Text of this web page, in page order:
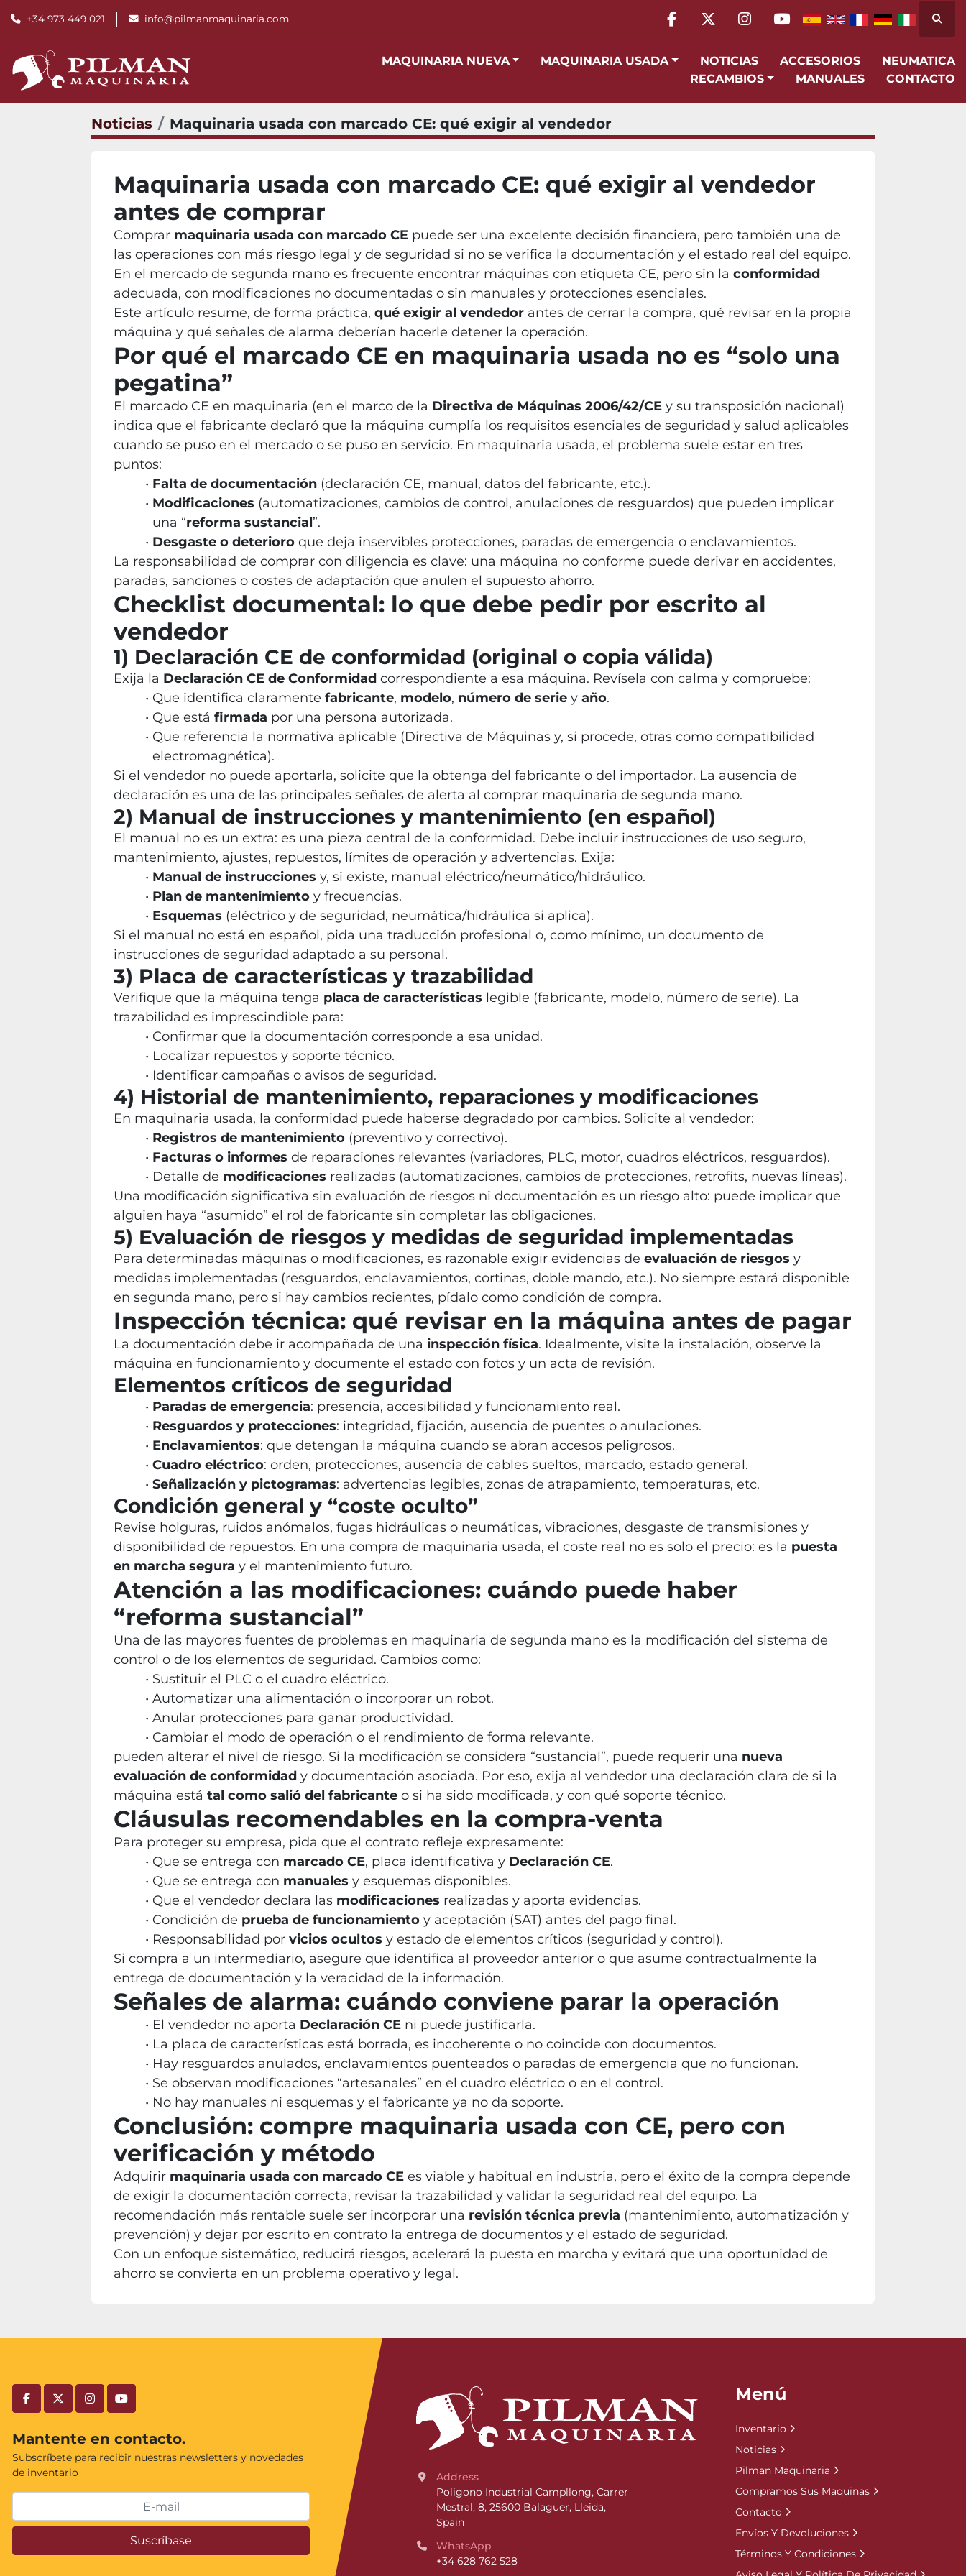
+34 973 449 021 info@pilmanmaquinaria.com
facebook
twitterinstagram
youtube
MAQUINARIA NUEVA MAQUINARIA USADA NOTICIAS ACCESORIOS
NEUMATICA
RECAMBIOS
MANUALES CONTACTO
Noticias Maquinaria usada con marcado CE: qué exigir al vendedor
Maquinaria usada con marcado CE: qué exigir al vendedor
antes de comprar
Comprar maquinaria usada con marcado CE puede ser una excelente decisión financiera, pero también una de
las operaciones con más riesgo legal y de seguridad si no se verifica la documentación y el estado real del equipo.
En el mercado de segunda mano es frecuente encontrar máquinas con etiqueta CE, pero sin la conformidad
adecuada, con modificaciones no documentadas o sin manuales y protecciones esenciales.
Este artículo resume, de forma práctica, qué exigir al vendedor antes de cerrar la compra, qué revisar en la propia
máquina y qué señales de alarma deberían hacerle detener la operación.
Por qué el marcado CE en maquinaria usada no es “solo una
pegatina”
El marcado CE en maquinaria (en el marco de la Directiva de Máquinas 2006/42/CE y su transposición nacional)
indica que el fabricante declaró que la máquina cumplía los requisitos esenciales de seguridad y salud aplicables
cuando se puso en el mercado o se puso en servicio. En maquinaria usada, el problema suele estar en tres
puntos:
Falta de documentación(declaración CE, manual, datos del fabricante, etc.).
Modificaciones (automatizaciones, cambios de control, anulaciones de resguardos) que pueden implicar
una “reforma sustancial”.
Desgaste o deterioroque deja inservibles protecciones, paradas de emergencia o enclavamientos.
La responsabilidad de comprar con diligencia es clave: una máquina no conforme puede derivar en accidentes,
paradas, sanciones o costes de adaptación que anulen el supuesto ahorro.
Checklist documental: lo que debe pedir por escrito al
vendedor
1) Declaración CE de conformidad (original o copia válida)
Exija la Declaración CE de Conformidad correspondiente a esa máquina. Revísela con calma y compruebe:
Que identifica claramente fabricante, modelo, número de seriey año.
Que está firmada por una persona autorizada.
Que referencia la normativa aplicable (Directiva de Máquinas y, si procede, otras como compatibilidad
electromagnética).
Si el vendedor no puede aportarla, solicite que la obtenga del fabricante o del importador. La ausencia de
declaración es una de las principales señales de alerta al comprar maquinaria de segunda mano.
2) Manual de instrucciones y mantenimiento (en español)
El manual no es un extra: es una pieza central de la conformidad. Debe incluir instrucciones de uso seguro,
mantenimiento, ajustes, repuestos, límites de operación y advertencias. Exija:
Manual de instrucciones y, si existe, manual eléctrico/neumático/hidráulico.
Plan de mantenimientoy frecuencias.
Esquemas (eléctrico y de seguridad, neumática/hidráulica si aplica).
Si el manual no está en español, pida una traducción profesional o, como mínimo, un documento de
instrucciones de seguridad adaptado a su personal.
3) Placa de características y trazabilidad
Verifique que la máquina tenga placa de características legible (fabricante, modelo, número de serie). La
trazabilidad es imprescindible para:
Confirmar que la documentación corresponde a esa unidad.
Localizar repuestos y soporte técnico.
Identificar campañas o avisos de seguridad.
4) Historial de mantenimiento, reparaciones y modificaciones
En maquinaria usada, la conformidad puede haberse degradado por cambios. Solicite al vendedor:
Registros de mantenimiento(preventivo y correctivo).
Facturas o informes de reparaciones relevantes (variadores, PLC, motor, cuadros eléctricos, resguardos).
Detalle de modificaciones realizadas (automatizaciones, cambios de protecciones, retrofits, nuevas líneas).
Una modificación significativa sin evaluación de riesgos ni documentación es un riesgo alto: puede implicar que
alguien haya “asumido” el rol de fabricante sin completar las obligaciones.
5) Evaluación de riesgos y medidas de seguridad implementadas
Para determinadas máquinas o modificaciones, es razonable exigir evidencias de evaluación de riesgos y
medidas implementadas (resguardos, enclavamientos, cortinas, doble mando, etc.). No siempre estará disponible
en segunda mano, pero si hay cambios recientes, pídalo como condición de compra.
Inspección técnica: qué revisar en la máquina antes de pagar
La documentación debe ir acompañada de una inspección física. Idealmente, visite la instalación, observe la
máquina en funcionamiento y documente el estado con fotos y un acta de revisión.
Elementos críticos de seguridad
Paradas de emergencia: presencia, accesibilidad y funcionamiento real.
Resguardos y protecciones: integridad, fijación, ausencia de puentes o anulaciones.
Enclavamientos: que detengan la máquina cuando se abran accesos peligrosos.
Cuadro eléctrico: orden, protecciones, ausencia de cables sueltos, marcado, estado general.
Señalización y pictogramas: advertencias legibles, zonas de atrapamiento, temperaturas, etc.
Condición general y “coste oculto”
Revise holguras, ruidos anómalos, fugas hidráulicas o neumáticas, vibraciones, desgaste de transmisiones y
disponibilidad de repuestos. En una compra de maquinaria usada, el coste real no es solo el precio: es la puesta
en marcha segura y el mantenimiento futuro.
Atención a las modificaciones: cuándo puede haber
“reforma sustancial”
Una de las mayores fuentes de problemas en maquinaria de segunda mano es la modificación del sistema de
control o de los elementos de seguridad. Cambios como:
Sustituir el PLC o el cuadro eléctrico.
Automatizar una alimentación o incorporar un robot.
Anular protecciones para ganar productividad.
Cambiar el modo de operación o el rendimiento de forma relevante.
pueden alterar el nivel de riesgo. Si la modificación se considera “sustancial”, puede requerir una nueva
evaluación de conformidad y documentación asociada. Por eso, exija al vendedor una declaración clara de si la
máquina está tal como salió del fabricante o si ha sido modificada, y con qué soporte técnico.
Cláusulas recomendables en la compra-venta
Para proteger su empresa, pida que el contrato refleje expresamente:
Que se entrega con marcado CE, placa identificativa y Declaración CE.
Que se entrega con manuales y esquemas disponibles.
Que el vendedor declara las modificaciones realizadas y aporta evidencias.
Condición de prueba de funcionamientoy aceptación (SAT) antes del pago final.
Responsabilidad por vicios ocultos y estado de elementos críticos (seguridad y control).
Si compra a un intermediario, asegure que identifica al proveedor anterior o que asume contractualmente la
entrega de documentación y la veracidad de la información.
Señales de alarma: cuándo conviene parar la operación
El vendedor no aporta Declaración CEni puede justificarla.
La placa de características está borrada, es incoherente o no coincide con documentos.
Hay resguardos anulados, enclavamientos puenteados o paradas de emergencia que no funcionan.
Se observan modificaciones “artesanales” en el cuadro eléctrico o en el control.
No hay manuales ni esquemas y el fabricante ya no da soporte.
Conclusión: compre maquinaria usada con CE, pero con
verificación y método
Adquirir maquinaria usada con marcado CE es viable y habitual en industria, pero el éxito de la compra depende
de exigir la documentación correcta, revisar la trazabilidad y validar la seguridad real del equipo. La
recomendación más rentable suele ser incorporar una revisión técnica previa (mantenimiento, automatización y
prevención) y dejar por escrito en contrato la entrega de documentos y el estado de seguridad.
Con un enfoque sistemático, reducirá riesgos, acelerará la puesta en marcha y evitará que una oportunidad de
ahorro se convierta en un problema operativo y legal.
facebooktwitterinstagramyoutube
Mantente en contacto.
Subscríbete para recibir nuestras newsletters y novedades
de inventario
Suscríbase
Address
Poligono Industrial Campllong, Carrer
Mestral, 8, 25600 Balaguer, Lleida,
Spain
WhatsApp
+34 628 762 528
Menú
Inventario
Noticias
Pilman Maquinaria
Compramos Sus Maquinas
Contacto
Envíos Y Devoluciones
Términos Y Condiciones